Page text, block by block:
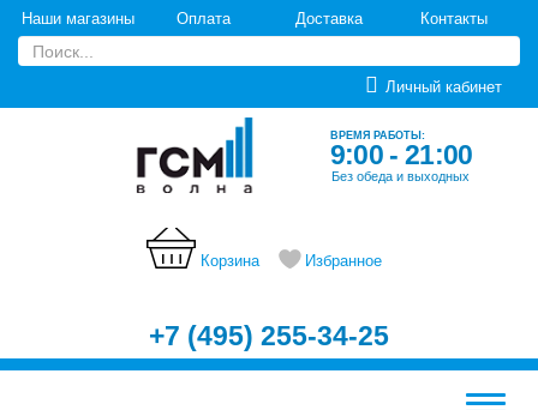
Наши магазины Оплата Доставка Контакты
Личный кабинет
ВРЕМЯ РАБОТЫ:
9:00 - 21:00
Без обеда и выходных
Корзина Избранное
+7 (495) 255-34-25
Меню